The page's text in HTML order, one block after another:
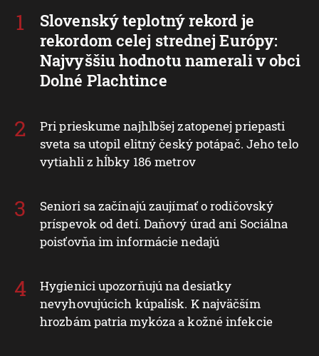
Slovenský teplotný rekord je
rekordom celej strednej Európy:
Najvyššiu hodnotu namerali v obci
Dolné Plachtince
Pri prieskume najhlbšej zatopenej priepasti
sveta sa utopil elitný český potápač. Jeho telo
vytiahli z hĺbky 186 metrov
Seniori sa začínajú zaujímať o rodičovský
príspevok od detí. Daňový úrad ani Sociálna
poisťovňa im informácie nedajú
Hygienici upozorňujú na desiatky
nevyhovujúcich kúpalísk. K najväčším
hrozbám patria mykóza a kožné infekcie